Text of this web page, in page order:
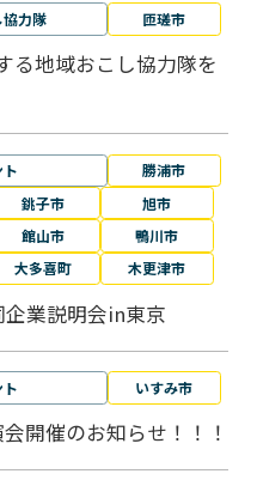
力隊 匝瑳市
る地域おこし協⼒隊を
勝浦市
銚子市
旭市
館山市
鴨川市
大多喜町 木更津市
企業説明会in東京
いすみ市
開催のお知らせ！！！